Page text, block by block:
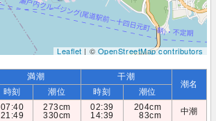
Leaflet| ©OpenStreetMap contributors
満潮 干潮
潮名
時刻 潮位 時刻
潮位
07:40
21:49
273cm
330cm
02:39
14:39
204cm
83cm
中潮